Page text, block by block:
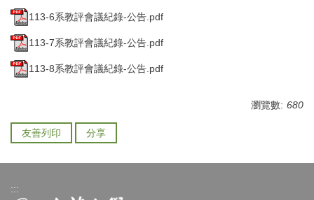
113-6系教評會議紀錄-公告.pdf
113-7系教評會議紀錄-公告.pdf
113-8系教評會議紀錄-公告.pdf
瀏覽數: 680
友善列印 分享
:::